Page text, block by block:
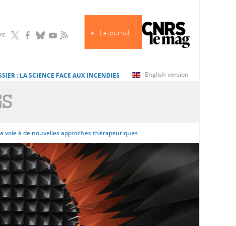
Le Journal
RSS
English version
: LA SCIENCE FACE AUX INCENDIES
voie à de nouvelles approches thérapeutiques